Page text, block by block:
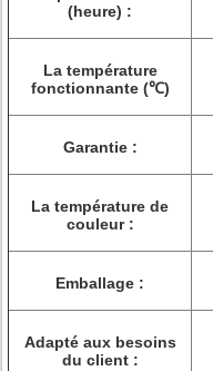
(heure) :
La température
fonctionnante (℃)
Garantie :
La température de
couleur :
Emballage :
Adapté aux besoins
du client :